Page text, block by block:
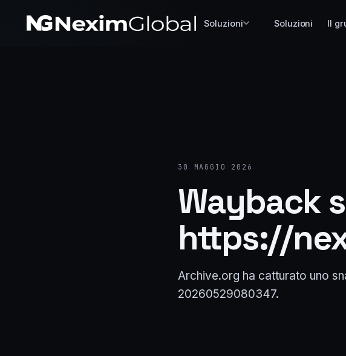
Soluzioni Soluzioni Il
30 MAGGIO 2026
Wayback
https://
Archive.org ha catturato uno
20260529080347.